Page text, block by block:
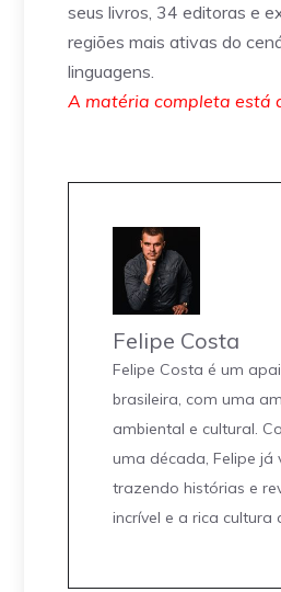
seus livros, 34 editoras e
regiões mais ativas do
linguagens.
A matéria completa está
Felipe Costa
Felipe Costa é um
brasileira, com uma
ambiental e cultural.
uma década, Felipe já
trazendo histórias e
incrível e a rica